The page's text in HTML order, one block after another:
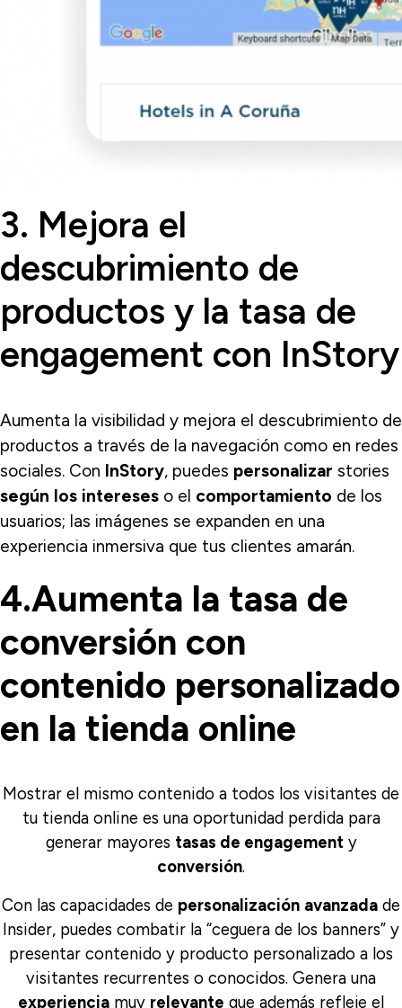
3. Mejora el
descubrimiento de
productos y la tasa de
engagement con InStory
Aumenta la visibilidad y mejora el descubrimiento de
productos a través de la navegación como en redes
sociales. Con InStory, puedes personalizar stories
según los intereses o el comportamiento de los
usuarios; las imágenes se expanden en una
experiencia inmersiva que tus clientes amarán.
4.Aumenta la tasa de
conversión con
contenido personalizado
en la tienda online
Mostrar el mismo contenido a todos los visitantes de
tu tienda online es una oportunidad perdida para
generar mayores tasas de engagementy
conversión.
Con las capacidades de personalización avanzada de
Insider, puedes combatir la “ceguera de los banners” y
presentar contenido y producto personalizado a los
visitantes recurrentes o conocidos. Genera una
experiencia muy relevante que además refleje el